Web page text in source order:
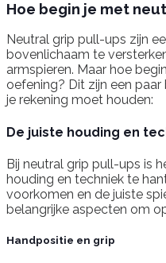
Hoe begin je met
Neutral grip pull-ups zijn
bovenlichaam te
armspieren. Maar hoe
oefening? Dit zijn een
je rekening moet houden:
De juiste houding en
Bij neutral grip pull-ups is
houding en techniek te
voorkomen en de juiste
belangrijke aspecten om
Handpositie en grip